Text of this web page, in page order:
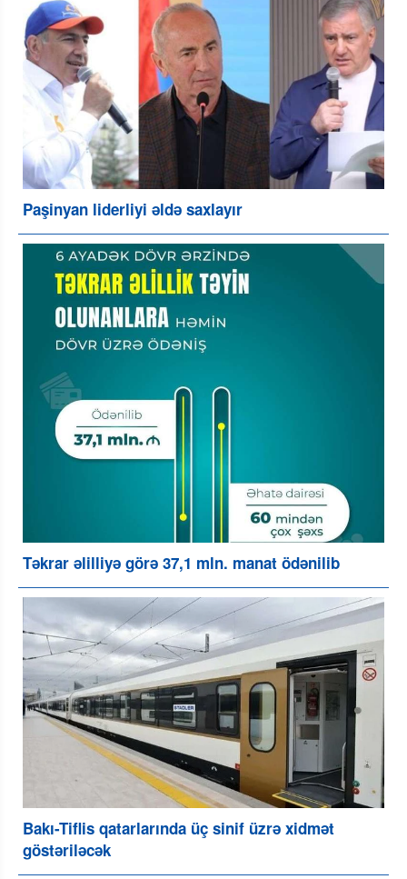
Paşinyan liderliyi əldə saxlayır
Təkrar əlilliyə görə 37,1 mln. manat ödənilib
Bakı-Tiflis qatarlarında üç sinif üzrə xidmət
göstəriləcək